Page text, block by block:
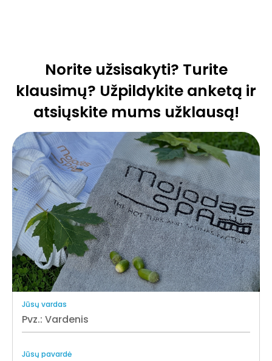
Norite užsisakyti? Turite
klausimų? Užpildykite anketą ir
atsiųskite mums užklausą!
Jūsų vardas
Jūsų pavardė